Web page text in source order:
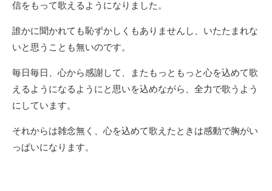
信をもって歌えるようになりました。
誰かに聞かれても恥ずかしくもありませんし、いたたまれな
いと思うことも無いのです。
毎日毎日、心から感謝して、またもっともっと心を込めて歌
えるようになるようにと思いを込めながら、全力で歌うよう
にしています。
それからは雑念無く、心を込めて歌えたときは感動で胸がい
っぱいになります。